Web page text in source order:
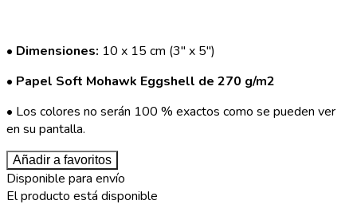
• Dimensiones: 10 x 15 cm (3" x 5")
• Papel Soft Mohawk Eggshell de 270 g/m2
• Los colores no serán 100 % exactos como se pueden ver
en su pantalla.
Añadir a favoritos
Disponible para envío
El producto está disponible